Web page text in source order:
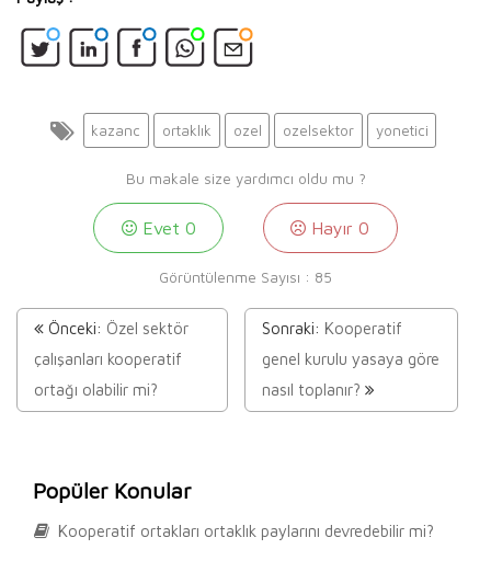
kazanc ortaklık ozel ozelsektor yonetici
Bu makale size yardımcı oldu mu ?
Evet 0 Hayır0
Görüntülenme Sayısı : 85
Önceki: Özel sektör
çalışanları kooperatif
ortağı olabilir mi?
Sonraki: Kooperatif
genel kurulu yasaya göre
nasıl toplanır?
Popüler Konular
Kooperatif ortakları ortaklık paylarını devredebilir mi?